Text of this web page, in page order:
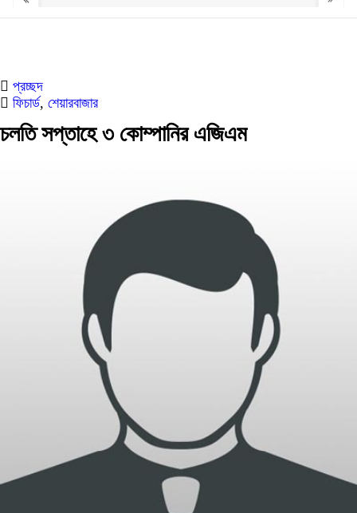
প্রচ্ছদ
ফিচার্ড, শেয়ারবাজার
চলতি সপ্তাহে ৩ কোম্পানির এজিএম